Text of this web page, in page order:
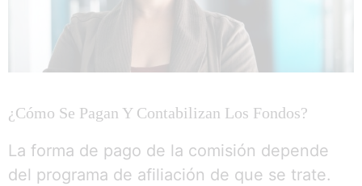
¿Cómo Se Pagan Y Contabilizan Los Fondos?
La forma de pago de la comisión depende
del programa de afiliación de que se trate.